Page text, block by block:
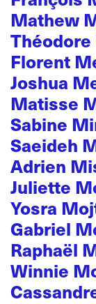
Mathew
Florent
Joshua
Matisse
Sabine
Saeideh
Adrien
Juliette
Yosra
Gabriel
Raphaël
Winnie